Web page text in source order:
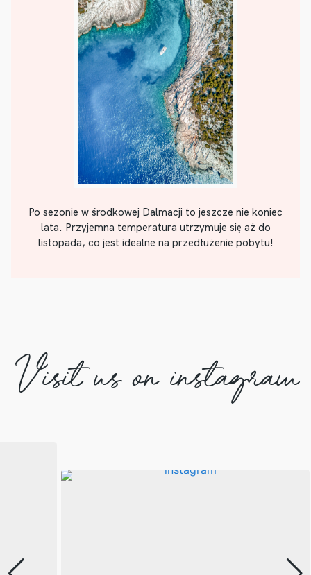
Po sezonie w środkowej Dalmacji to jeszcze nie koniec
lata. Przyjemna temperatura utrzymuje się aż do
listopada, co jest idealne na przedłużenie pobytu!
Visit us on instagram